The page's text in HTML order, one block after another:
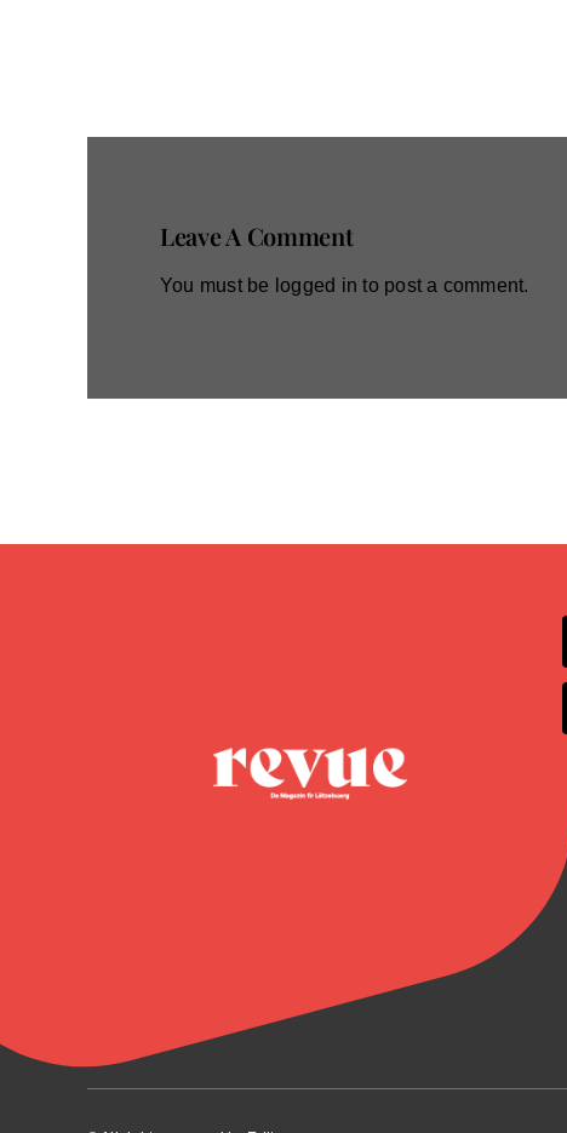
Leave A Comment
You must be logged in to post a comment.